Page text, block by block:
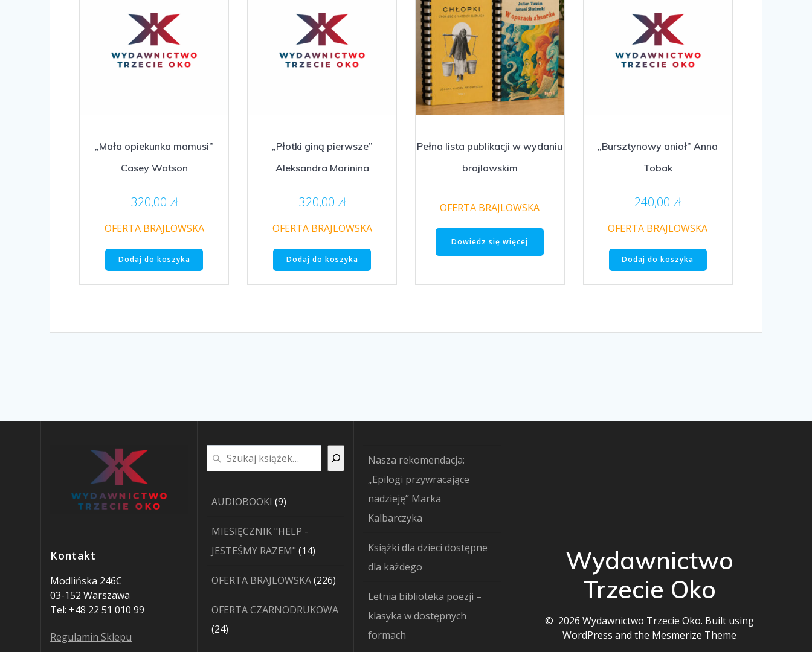
„Mała opiekunka mamusi”
Casey Watson
320,00 zł
OFERTA BRAJLOWSKA
Dodaj do koszyka
„Płotki giną pierwsze”
Aleksandra Marinina
320,00 zł
OFERTA BRAJLOWSKA
Dodaj do koszyka
Pełna lista publikacji w wydaniu
brajlowskim
OFERTA BRAJLOWSKA
Dowiedz się więcej
„Bursztynowy anioł” Anna
Tobak
240,00 zł
OFERTA BRAJLOWSKA
Dodaj do koszyka
Kontakt
Modlińska 246C
03-152 Warszawa
Tel: +48 22 51 010 99
Regulamin Sklepu
Szukaj
AUDIOBOOKI 99
MIESIĘCZNIK "HELP -
JESTEŚMY RAZEM" 1414
OFERTA BRAJLOWSKA 226226
produktów
OFERTA CZARNODRUKOWA
2424
Nasza rekomendacja:
„Epilogi przywracające
nadzieję” Marka
Kalbarczyka
Książki dla dzieci dostępne
dla każdego
Letnia biblioteka poezji –
klasyka w dostępnych
formach
Wydawnictwo
Trzecie Oko
© 2026 Wydawnictwo Trzecie Oko. Built using
WordPress and the Mesmerize Theme